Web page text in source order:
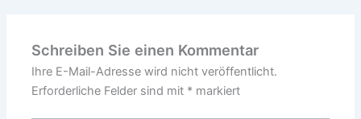
Schreiben Sie einen Kommentar
Ihre E-Mail-Adresse wird nicht veröffentlicht.
Erforderliche Felder sind mit * markiert